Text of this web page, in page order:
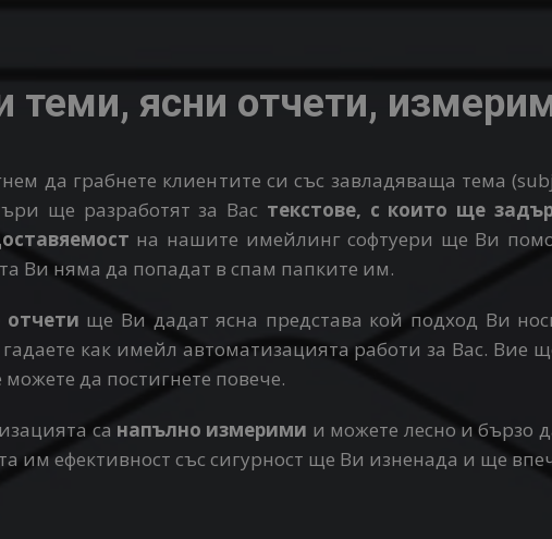
ясни отчети,
да грабнете клиентите си със завладяваща тема
ще разработят за Вас текстове, с които ще
на нашите имейлинг софтуери ще Ви
Ви няма да попадат в спам папките им.
отчети ще Ви дадат ясна представа кой подход Ви
как имейл автоматизацията работи за Вас. Вие
да постигнете повече.
са напълно измерими и можете лесно и бързо
им ефективност със сигурност ще Ви изненада и ще